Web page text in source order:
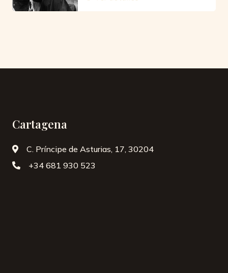
Cartagena
C. Príncipe de Asturias, 17, 30204
+34 ‭681 930 523‬